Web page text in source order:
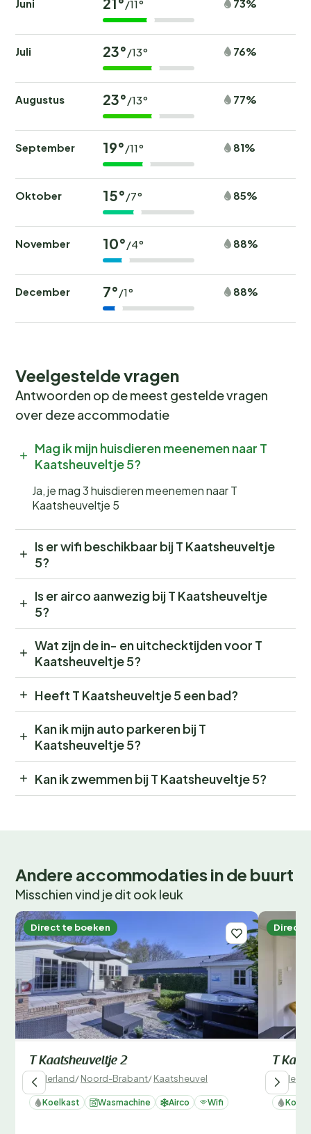
Juni /11° 73%
Juli 23° /13° 76%
Augustus 23° /13° 77%
September 19° /11° 81%
Oktober 15° /7° 85%
November 10° /4° 88%
December 7° /1° 88%
Veelgestelde vragen
Antwoorden op de meest gestelde vragen
over deze accommodatie
Mag ik mijn huisdieren meenemen naar T
Kaatsheuveltje 5?
Ja, je mag 3 huisdieren meenemen naar T
Kaatsheuveltje 5
Is er wifi beschikbaar bij T Kaatsheuveltje
5?
Is er airco aanwezig bij T Kaatsheuveltje
5?
Wat zijn de in- en uitchecktijden voor T
Kaatsheuveltje 5?
Heeft T Kaatsheuveltje 5 een bad?
Kan ik mijn auto parkeren bij T
Kaatsheuveltje 5?
Kan ik zwemmen bij T Kaatsheuveltje 5?
Andere accommodaties in de buurt
Misschien vind je dit ook leuk
Direct te boeken
T Kaatsheuveltje 2
Nederland/Noord-Brabant/Kaatsheuvel
Koelkast Wasmachine Airco Wifi
Direct
T